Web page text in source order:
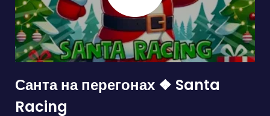
Санта на перегонах ❖ Santa
Racing